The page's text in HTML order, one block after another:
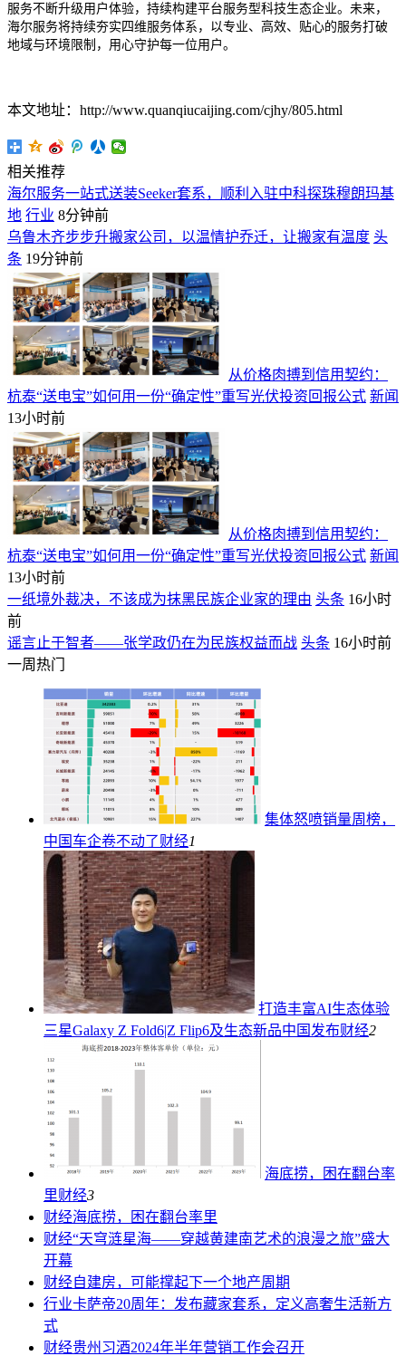
服务不断升级用户体验，持续构建平台服务型科技生态企业。未来，
海尔服务将持续夯实四维服务体系，以专业、高效、贴心的服务打破
地域与环境限制，用心守护每一位用户。
本文地址：http://www.quanqiucaijing.com/cjhy/805.html
相关推荐
海尔服务一站式送装Seeker套系，顺利入驻中科探珠穆朗玛基
地 行业 8分钟前
乌鲁木齐步步升搬家公司，以温情护乔迁，让搬家有温度 头
条 19分钟前
从价格肉搏到信用契约：
杭泰“送电宝”如何用一份“确定性”重写光伏投资回报公式 新闻
13小时前
从价格肉搏到信用契约：
杭泰“送电宝”如何用一份“确定性”重写光伏投资回报公式 新闻
13小时前
一纸境外裁决，不该成为抹黑民族企业家的理由 头条 16小时
前
谣言止于智者——张学政仍在为民族权益而战 头条 16小时前
一周热门
集体怒喷销量周榜，
中国车企卷不动了财经1
打造丰富AI生态体验
三星Galaxy Z Fold6|Z Flip6及生态新品中国发布财经2
海底捞，困在翻台率
里财经3
财经海底捞，困在翻台率里
财经“天穹涟星海——穿越黄建南艺术的浪漫之旅”盛大
开幕
财经自建房，可能撑起下一个地产周期
行业卡萨帝20周年：发布藏家套系，定义高奢生活新方
式
财经贵州习酒2024年半年营销工作会召开